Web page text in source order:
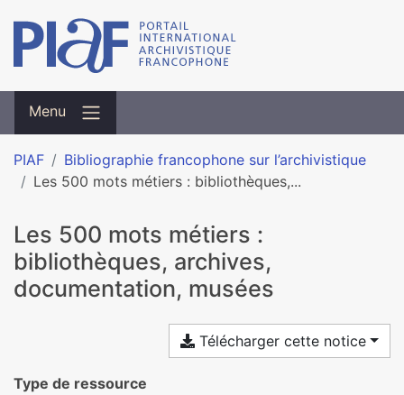
Menu
PIAF
Bibliographie francophone sur l’archivistique
Les 500 mots métiers : bibliothèques,...
Les 500 mots métiers :
bibliothèques, archives,
documentation, musées
Télécharger cette notice
Type de ressource